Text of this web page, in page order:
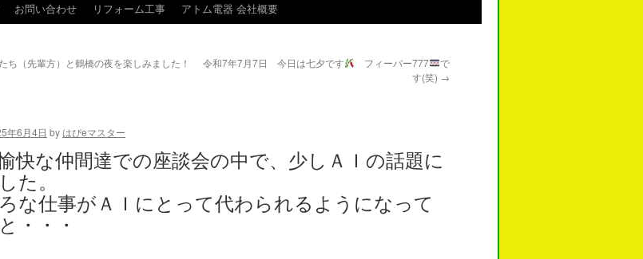
お問い合わせ リフォーム工事 アトム電器 会社概要
ち（先輩方）と鶴橋の夜を楽しみました！ 令和7年7月7日 今日は七夕です フィーバー777
で
す(笑) →
年6月4日 by はぴeマスター
快な仲間達での座談会の中で、少しＡＩの話題に
た。
な仕事がＡＩにとって代わられるようになって
・・・